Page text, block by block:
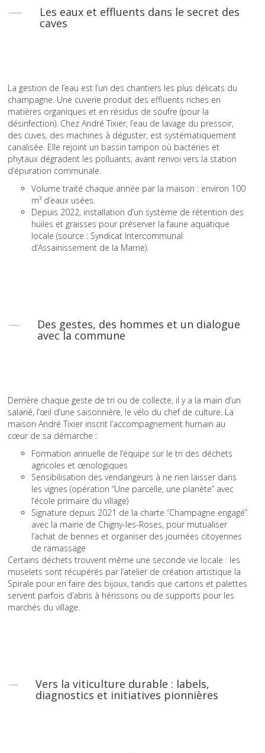
Les eaux et effluents dans le secret des
caves
La gestion de l’eau est l’un des chantiers les plus délicats du
champagne. Une cuverie produit des effluents riches en
matières organiques et en résidus de soufre (pour la
désinfection). Chez André Tixier, l’eau de lavage du pressoir,
des cuves, des machines à déguster, est systématiquement
canalisée. Elle rejoint un bassin tampon où bactéries et
phytaux dégradent les polluants, avant renvoi vers la station
d’épuration communale.
Volume traité chaque année par la maison : environ 100
m³ d’eaux usées.
Depuis 2022, installation d’un système de rétention des
huiles et graisses pour préserver la faune aquatique
locale (source : Syndicat Intercommunal
d’Assainissement de la Marne).
Des gestes, des hommes et un dialogue
avec la commune
Derrière chaque geste de tri ou de collecte, il y a la main d’un
salarié, l’œil d’une saisonnière, le vélo du chef de culture. La
maison André Tixier inscrit l’accompagnement humain au
cœur de sa démarche :
Formation annuelle de l’équipe sur le tri des déchets
agricoles et œnologiques
Sensibilisation des vendangeurs à ne rien laisser dans
les vignes (opération “Une parcelle, une planète” avec
l’école primaire du village)
Signature depuis 2021 de la charte “Champagne engagé”
avec la mairie de Chigny-les-Roses, pour mutualiser
l’achat de bennes et organiser des journées citoyennes
de ramassage
Certains déchets trouvent même une seconde vie locale : les
muselets sont récupérés par l’atelier de création artistique la
Spirale pour en faire des bijoux, tandis que cartons et palettes
servent parfois d’abris à hérissons ou de supports pour les
marchés du village.
Vers la viticulture durable : labels,
diagnostics et initiatives pionnières